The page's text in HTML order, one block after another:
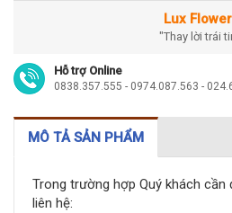
Lux
"Thay lời trái
Hỗ trợ Online
0838.357.555 - 0974.087.563 -
MÔ TẢ SẢN PHẨM
Trong trường hợp Quý khách cần
liên hệ: